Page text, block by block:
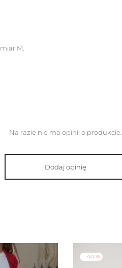
M.
Na razie nie ma opinii o produkcie.
Dodaj opinię
- 40 %